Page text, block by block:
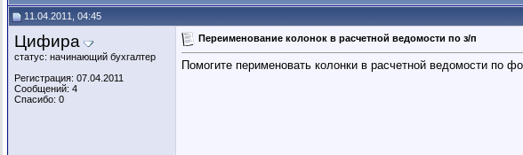
11.04.2011, 04:45
Цифира
статус: начинающий бухгалтер
Регистрация: 07.04.2011
Сообщений: 4
Спасибо: 0
Переименование колонок в расчетной ведомости по з/п
Помогите перименовать колонки в расчетной ведомости по